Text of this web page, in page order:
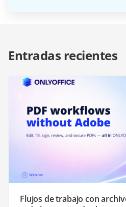
Entradas recientes
Flujos de trabajo con